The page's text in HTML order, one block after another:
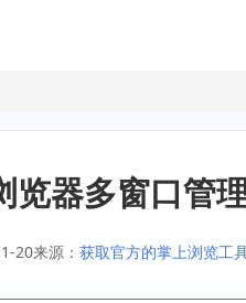
器多窗口管
20来源： 获取官方的掌上浏览工